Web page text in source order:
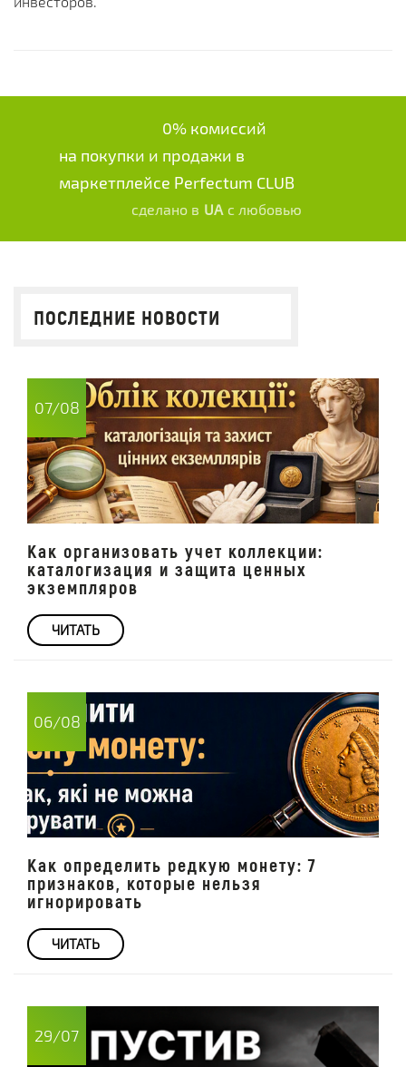
0% комиссий
на покупки и продажи в
маркетплейсе Perfectum CLUB
сделано в UA с любовью
ПОСЛЕДНИЕ НОВОСТИ
07/08
Как организовать учет коллекции:
каталогизация и защита ценных
экземпляров
ЧИТАТЬ
06/08
Как определить редкую монету: 7
признаков, которые нельзя
игнорировать
ЧИТАТЬ
29/07